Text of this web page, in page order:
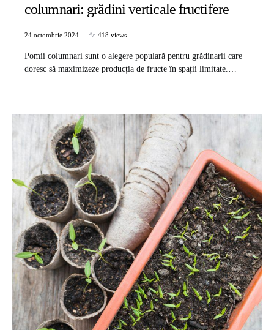
columnari: grădini verticale fructifere
24 octombrie 2024 418 views
Pomii columnari sunt o alegere populară pentru grădinarii care
doresc să maximizeze producția de fructe în spații limitate.…